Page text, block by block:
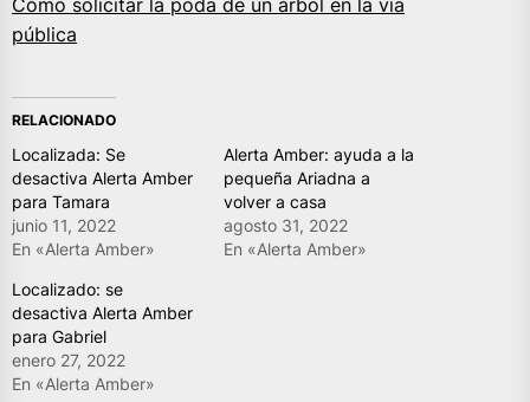
pública
RELACIONADO
Localizada: Se
desactiva Alerta Amber
para Tamara
junio 11, 2022
En «Alerta Amber»
Alerta Amber: ayuda a la
pequeña Ariadna a
volver a casa
agosto 31, 2022
En «Alerta Amber»
Localizado: se
desactiva Alerta Amber
para Gabriel
enero 27, 2022
En «Alerta Amber»